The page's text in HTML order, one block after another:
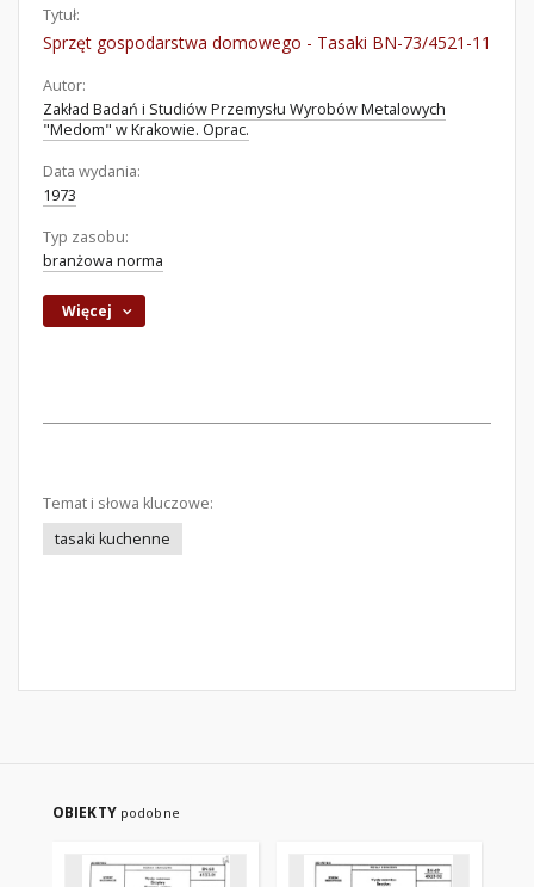
Tytuł:
Sprzęt gospodarstwa domowego - Tasaki BN-73/4521-11
Autor:
Zakład Badań i Studiów Przemysłu Wyrobów Metalowych
"Medom" w Krakowie. Oprac.
Data wydania:
1973
Typ zasobu:
branżowa norma
Więcej
Temat i słowa kluczowe:
tasaki kuchenne
OBIEKTY podobne